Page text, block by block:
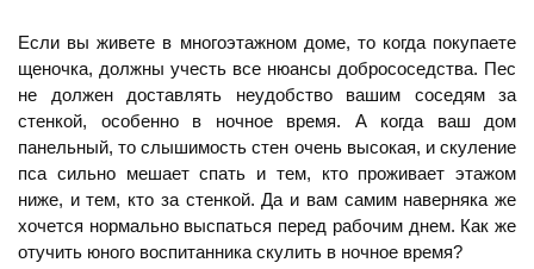
Если вы живете в многоэтажном доме, то когда покупаете
щеночка, должны учесть все нюансы добрососедства. Пес
не должен доставлять неудобство вашим соседям за
стенкой, особенно в ночное время. А когда ваш дом
панельный, то слышимость стен очень высокая, и скуление
пса сильно мешает спать и тем, кто проживает этажом
ниже, и тем, кто за стенкой. Да и вам самим наверняка же
хочется нормально выспаться перед рабочим днем. Как же
отучить юного воспитанника скулить в ночное время?